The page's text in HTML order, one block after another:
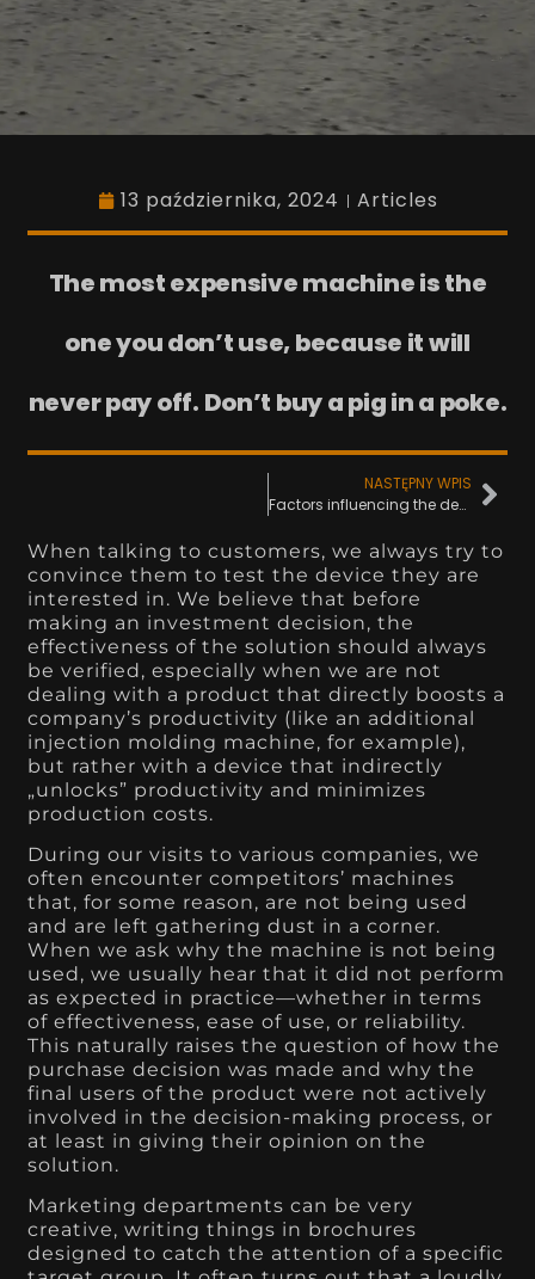
13 października, 2024 Articles
The most expensive machine is the
one you don’t use, because it will
never pay off. Don’t buy a pig in a poke.
NASTĘPNY WPIS
Factors influencing the decrease in cooling efficiency
When talking to customers, we always try to
convince them to test the device they are
interested in. We believe that before
making an investment decision, the
effectiveness of the solution should always
be verified, especially when we are not
dealing with a product that directly boosts a
company’s productivity (like an additional
injection molding machine, for example),
but rather with a device that indirectly
„unlocks” productivity and minimizes
production costs.
During our visits to various companies, we
often encounter competitors’ machines
that, for some reason, are not being used
and are left gathering dust in a corner.
When we ask why the machine is not being
used, we usually hear that it did not perform
as expected in practice—whether in terms
of effectiveness, ease of use, or reliability.
This naturally raises the question of how the
purchase decision was made and why the
final users of the product were not actively
involved in the decision-making process, or
at least in giving their opinion on the
solution.
Marketing departments can be very
creative, writing things in brochures
designed to catch the attention of a specific